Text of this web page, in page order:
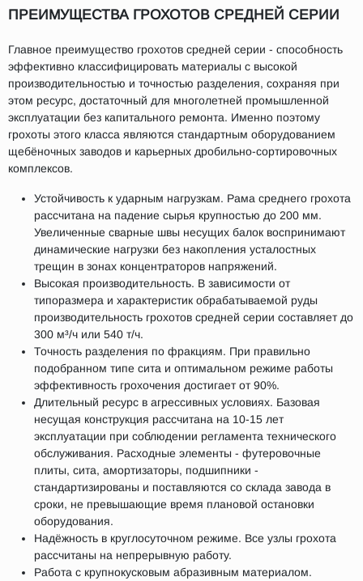
ПРЕИМУЩЕСТВА ГРОХОТОВ СРЕДНЕЙ СЕРИИ
Главное преимущество грохотов средней серии - способность
эффективно классифицировать материалы с высокой
производительностью и точностью разделения, сохраняя при
этом ресурс, достаточный для многолетней промышленной
эксплуатации без капитального ремонта. Именно поэтому
грохоты этого класса являются стандартным оборудованием
щебёночных заводов и карьерных дробильно-сортировочных
комплексов.
Устойчивость к ударным нагрузкам. Рама среднего грохота
рассчитана на падение сырья крупностью до 200 мм.
Увеличенные сварные швы несущих балок воспринимают
динамические нагрузки без накопления усталостных
трещин в зонах концентраторов напряжений.
Высокая производительность. В зависимости от
типоразмера и характеристик обрабатываемой руды
производительность грохотов средней серии составляет до
300 м³/ч или 540 т/ч.
Точность разделения по фракциям. При правильно
подобранном типе сита и оптимальном режиме работы
эффективность грохочения достигает от 90%.
Длительный ресурс в агрессивных условиях. Базовая
несущая конструкция рассчитана на 10-15 лет
эксплуатации при соблюдении регламента технического
обслуживания. Расходные элементы - футеровочные
плиты, сита, амортизаторы, подшипники -
стандартизированы и поставляются со склада завода в
сроки, не превышающие время плановой остановки
оборудования.
Надёжность в круглосуточном режиме. Все узлы грохота
рассчитаны на непрерывную работу.
Работа с крупнокусковым абразивным материалом.